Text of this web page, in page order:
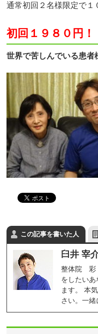
通常初回２名様限定で１
初回１９８０円！
世界で苦しんでいる患
この記事を書いた人
臼井 宰
整体院 彩
をしたいあ
ます。 本
さい。一緒